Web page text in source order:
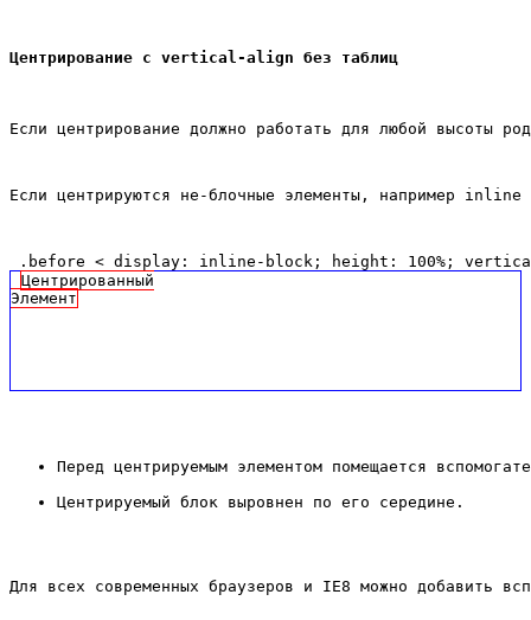
Центрирование с vertical-align без таблиц
Если центрирование должно работать для любой
Если центрируются не-блочные элементы, например
.before < display: inline-block; height: 100%;
Центрированный
Элемент
Перед центрируемым элементом помещается
Центрируемый блок выровнен по его середине.
Для всех современных браузеров и IE8 можно добавить